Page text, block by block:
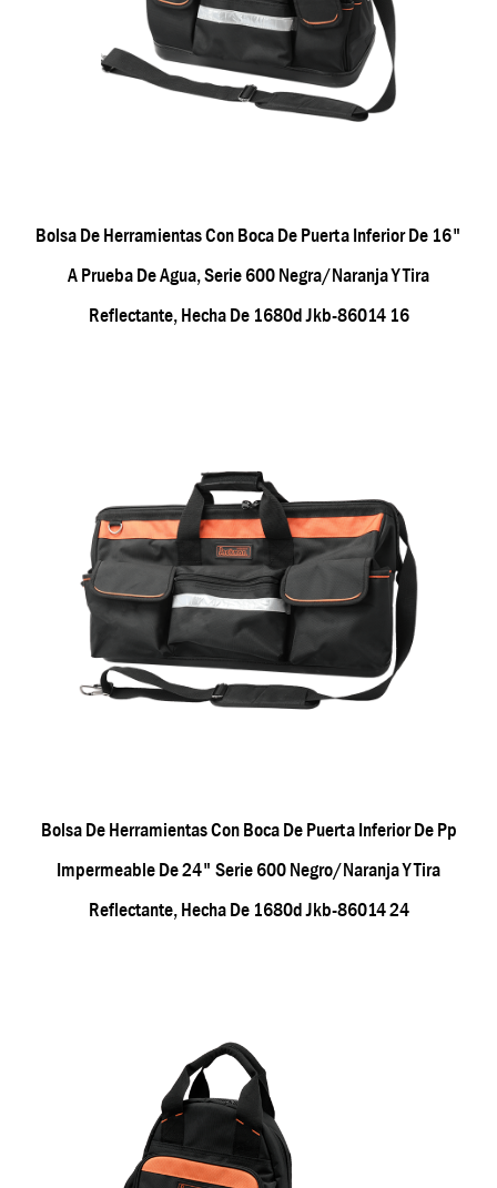
Bolsa De Herramientas Con Boca De Puerta Inferior De 16"
A Prueba De Agua, Serie 600 Negra/naranja Y Tira
Reflectante, Hecha De 1680d Jkb-86014 16
Bolsa De Herramientas Con Boca De Puerta Inferior De Pp
Impermeable De 24" Serie 600 Negro/naranja Y Tira
Reflectante, Hecha De 1680d Jkb-86014 24